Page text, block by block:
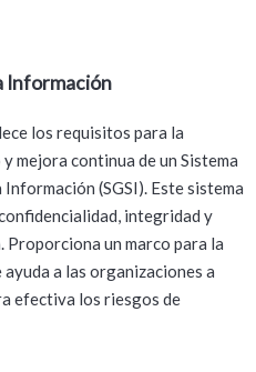
Información
los requisitos para la
mejora continua de un Sistema
(SGSI). Este sistema
integridad y
un marco para la
a las organizaciones a
efectiva los riesgos de